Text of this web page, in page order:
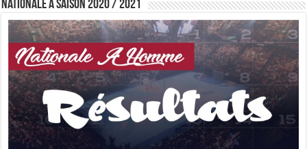
Nationale A saison 2020 / 2021